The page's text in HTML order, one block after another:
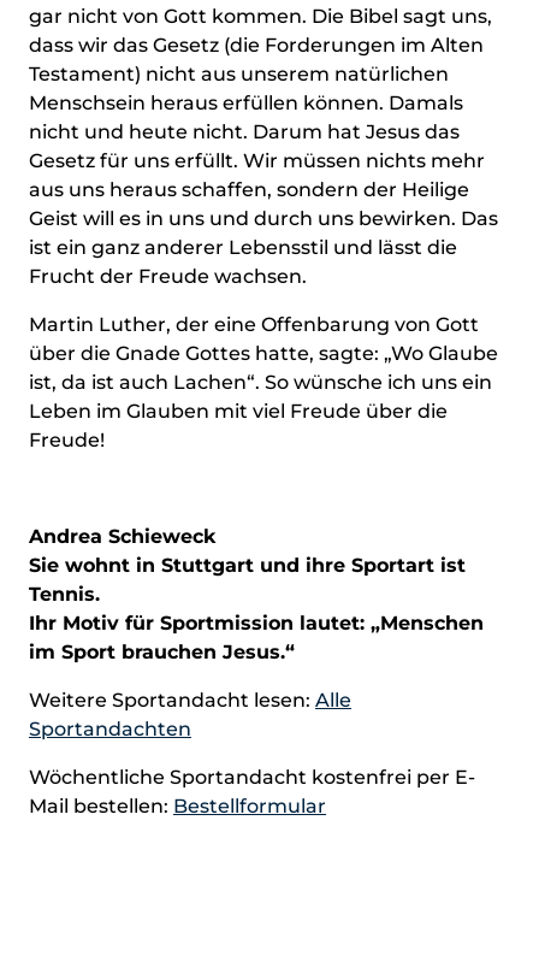
gar nicht von Gott kommen. Die Bibel sagt uns,
dass wir das Gesetz (die Forderungen im Alten
Testament) nicht aus unserem natürlichen
Menschsein heraus erfüllen können. Damals
nicht und heute nicht. Darum hat Jesus das
Gesetz für uns erfüllt. Wir müssen nichts mehr
aus uns heraus schaffen, sondern der Heilige
Geist will es in uns und durch uns bewirken. Das
ist ein ganz anderer Lebensstil und lässt die
Frucht der Freude wachsen.
Martin Luther, der eine Offenbarung von Gott
über die Gnade Gottes hatte, sagte: „Wo Glaube
ist, da ist auch Lachen“. So wünsche ich uns ein
Leben im Glauben mit viel Freude über die
Freude!
Andrea Schieweck
Sie wohnt in Stuttgart und ihre Sportart ist
Tennis.
Ihr Motiv für Sportmission lautet: „Menschen
im Sport brauchen Jesus.“
Weitere Sportandacht lesen: Alle
Sportandachten
Wöchentliche Sportandacht kostenfrei per E-
Mail bestellen: Bestellformular